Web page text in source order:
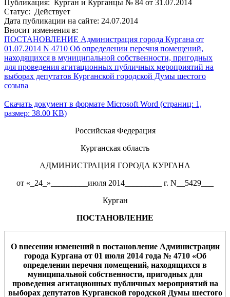
Публикация: Курган и Курганцы № 84 от 31.07.2014
Статус: Действует
Дата публикации на сайте: 24.07.2014
Вносит изменения в:
ПОСТАНОВЛЕНИЕ Администрация города Кургана от
01.07.2014 N 4710 Об определении перечня помещений,
находящихся в муниципальной собственности, пригодных
для проведения агитационных публичных мероприятий на
выборах депутатов Курганской городской Думы шестого
созыва
Скачать документ в формате Microsoft Word (страниц: 1,
размер: 38.00 KB)
Российская Федерация
Курганская область
АДМИНИСТРАЦИЯ ГОРОДА КУРГАНА
от «_24_»_________июля 2014_________ г. N__5429___
Курган
ПОСТАНОВЛЕНИЕ
О внесении изменений в постановление Администрации
города Кургана от 01 июля 2014 года № 4710 «Об
определении перечня помещений, находящихся в
муниципальной собственности, пригодных для
проведения агитационныхпубличных мероприятий на
выборах депутатов Курганской городской Думы шестого